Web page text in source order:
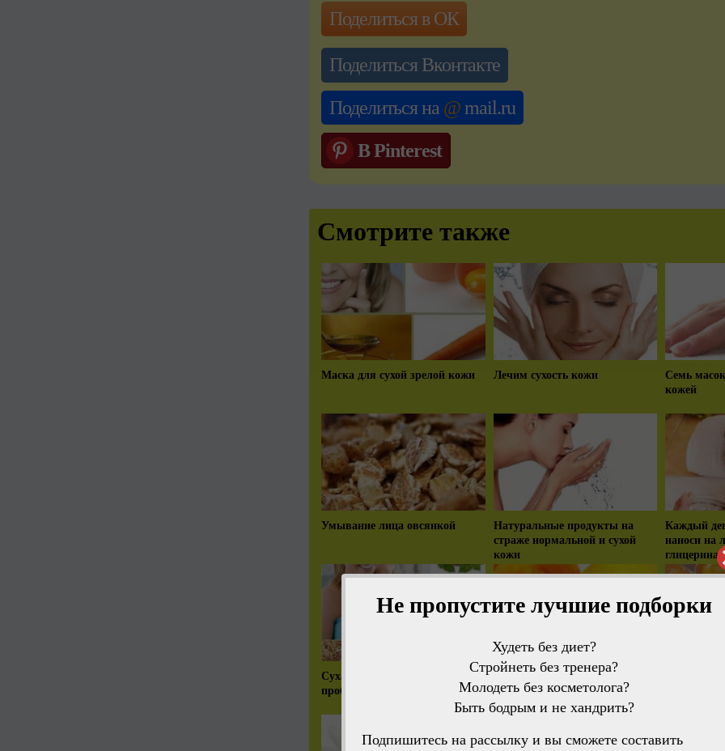
Не пропустите лучшие подборки
Худеть без диет?
Стройнеть без тренера?
Молодеть без косметолога?
Быть бодрым и не хандрить?
Подпишитесь на рассылку и вы сможете составить
Поделиться в ОК
Поделиться Вконтакте
Поделиться на @mail.ru
В Pinterest
Смотрите также
Маска для сухой зрелой кожи Лечим сухость кожи
Семь
кожей
Умывание лица овсянкой
Натуральные продукты на
страже нормальной и сухой
кожи
Каждый
наноси на
глицерина
Сухая кожа на локтях. Решаем
проблему легко
Персиковое масло для ухода за
лицом